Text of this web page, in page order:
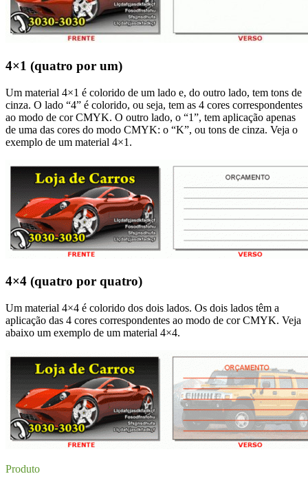
4×1 (quatro por um)
Um material 4×1 é colorido de um lado e, do outro lado, tem tons de
cinza. O lado “4” é colorido, ou seja, tem as 4 cores correspondentes
ao modo de cor CMYK. O outro lado, o “1”, tem aplicação apenas
de uma das cores do modo CMYK: o “K”, ou tons de cinza. Veja o
exemplo de um material 4×1.
4×4 (quatro por quatro)
Um material 4×4 é colorido dos dois lados. Os dois lados têm a
aplicação das 4 cores correspondentes ao modo de cor CMYK. Veja
abaixo um exemplo de um material 4×4.
Produto